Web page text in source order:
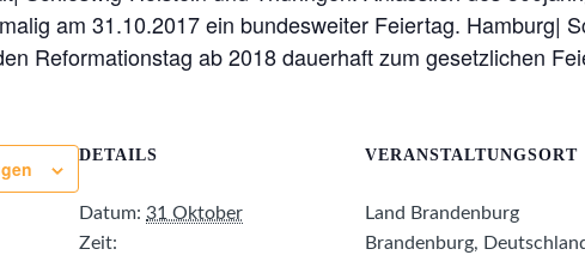
am 31.10.2017 ein bundesweiter Feiertag. Hamburg|
Reformationstag ab 2018 dauerhaft zum gesetzlichen
DETAILS
Datum: 31 Oktober
Zeit:
VERANSTALTUNGSORT
Land Brandenburg
Brandenburg,